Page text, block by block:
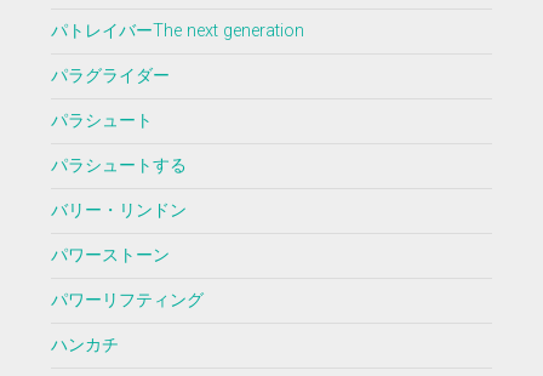
パトレイバーThe next generation
パラグライダー
パラシュート
パラシュートする
バリー・リンドン
パワーストーン
パワーリフティング
ハンカチ